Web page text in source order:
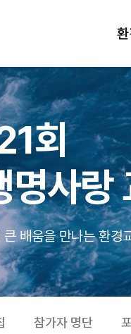
행
행
참
포
홍
회
명사랑
배움을 만나는 환경
참가자 명단